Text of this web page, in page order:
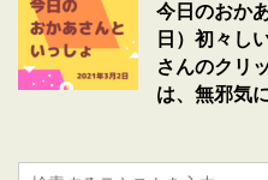
今日のおか
日）初々し
さんのクリ
は、無邪気